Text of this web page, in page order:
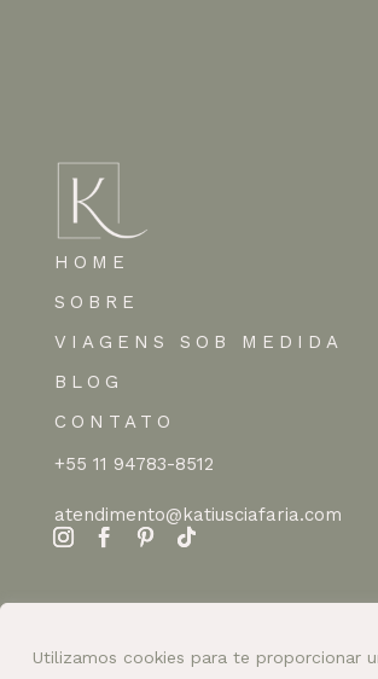
Utilizamos cookies para te proporcionar
HOME
SOBRE
VIAGENS SOB MEDIDA
BLOG
CONTATO
+55 11 94783-8512
atendimento@katiusciafaria.com